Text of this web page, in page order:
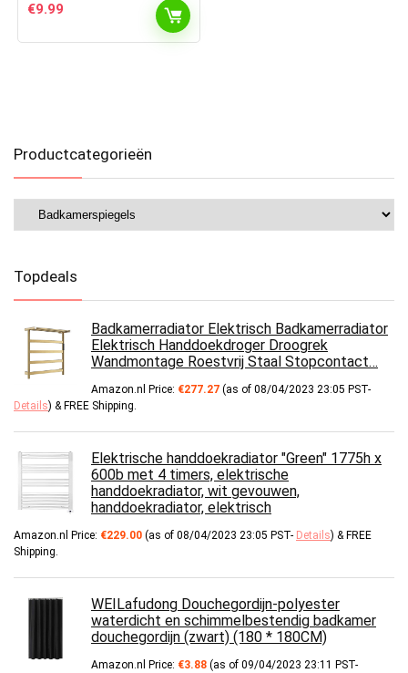
€9.99
Productcategorieën
Topdeals
Badkamerradiator Elektrisch Badkamerradiator
Elektrisch Handdoekdroger Droogrek
Wandmontage Roestvrij Staal Stopcontact…
Amazon.nl Price: €277.27 (as of 08/04/2023 23:05 PST-
Details) & FREE Shipping
Elektrische handdoekradiator "Green" 1775h x
600b met 4 timers, elektrische
handdoekradiator, wit gevouwen,
handdoekradiator, elektrisch
Amazon.nl Price: €229.00 (as of 08/04/2023 23:05 PST- Details) & FREE
Shipping
WEILafudong Douchegordijn-polyester
waterdicht en schimmelbestendig badkamer
douchegordijn (zwart) (180 * 180CM)
Amazon.nl Price: €3.88 (as of 09/04/2023 23:11 PST-